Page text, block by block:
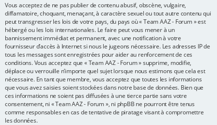
Vous acceptez de ne pas publier de contenu abusif, obscène, vulgaire,
diffamatoire, choquant, menaçant, à caractère sexuel ou tout autre contenu qui
peut transgresser les lois de votre pays, du pays où « Team AAZ - Forum » est
hébergé ou les lois internationales. Le faire peut vous mener à un
bannissement immédiat et permanent, avec une notification à votre
fournisseur d’accès à Internet si nous le jugeons nécessaire. Les adresses IP de
tous les messages sont enregistrées pour aider au renforcement de ces
conditions. Vous acceptez que « Team AAZ - Forum » supprime, modifie,
déplace ou verrouille n’importe quel sujet lorsque nous estimons que cela est
nécessaire. En tant que membre, vous acceptez que toutes les informations
que vous avez saisies soient stockées dans notre base de données. Bien que
ces informations ne soient pas diffusées à une tierce partie sans votre
consentement, ni « Team AAZ - Forum », ni phpBB ne pourront être tenus
comme responsables en cas de tentative de piratage visant à compromettre
les données.